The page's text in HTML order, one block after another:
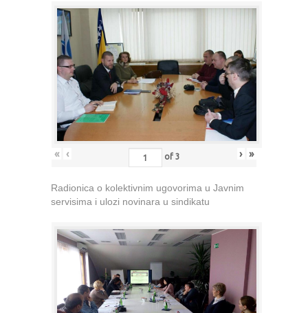
« ‹ of 3 › »
Radionica o kolektivnim ugovorima u Javnim
servisima i ulozi novinara u sindikatu